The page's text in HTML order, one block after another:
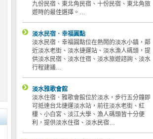
九份民宿、東北角民宿、十份民宿、東北角旅
遊時的最佳選擇。…
淡水民宿．幸福圓點
淡水民宿．幸福圓點位在熱鬧的淡水小鎮，鄰
近淡水老街、淡水捷運站、淡水漁人碼頭，提
供淡水民宿、淡水住宿、淡水旅遊諮詢、淡水
行程建議…
淡水雅歌會館
淡水住宿．雅歌會館位於淡水，步行五分鐘即
可抵達台北捷運淡水站，前往淡水老街、紅
樓、小白宮、淡江大學、漁人碼頭皆十分便
利，提供淡水住宿、淡水民宿…